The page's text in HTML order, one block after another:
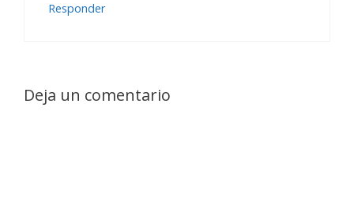
Responder
Deja un comentario